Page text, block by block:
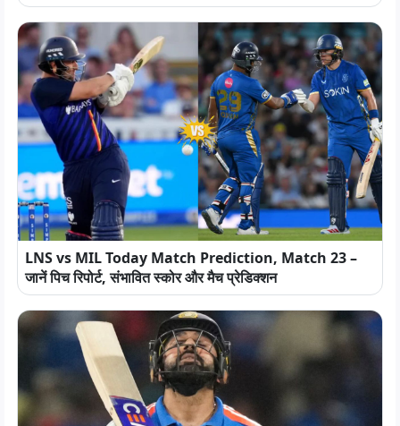
LNS vs MIL Today Match Prediction, Match 23 –
जानें पिच रिपोर्ट, संभावित स्कोर और मैच प्रेडिक्शन